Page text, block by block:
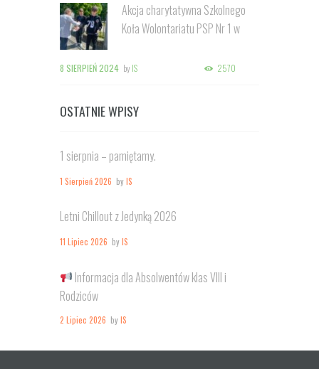
Akcja charytatywna Szkolnego
Koła Wolontariatu PSP Nr 1 w
8 SIERPIEŃ 2024 by IS 2570
OSTATNIE WPISY
1 sierpnia – pamiętamy.
1 Sierpień 2026 byIS
Letni Chillout z Jedynką 2026
11 Lipiec 2026 byIS
Informacja dla Absolwentów klas VIII i
Rodziców
2 Lipiec 2026 byIS